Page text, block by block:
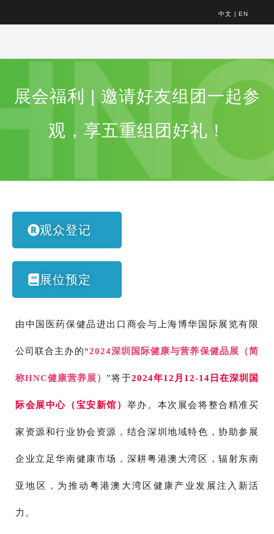
中文 | EN
展会福利 | 邀请好友组团一起参
观，享五重组团好礼！
观众登记
展位预定
由中国医药保健品进出口商会与上海博华国际展览有限
公司联合主办的“2024深圳国际健康与营养保健品展（简
称HNC健康营养展）”将于2024年12月12-14日 在深圳国
际会展中心（宝安新馆） 举办。本次展会将整合精准买
家资源和行业协会资源，结合深圳地域特色，协助参展
企业立足华南健康市场，深耕粤港澳大湾区，辐射东南
亚地区，为推动粤港澳大湾区健康产业发展注入新活
力。